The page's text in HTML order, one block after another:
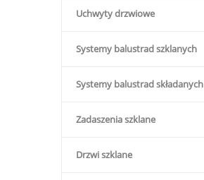
Uchwyty drzwiowe
Systemy balustrad szklanych
Systemy balustrad składanych
Zadaszenia szklane
Drzwi szklane